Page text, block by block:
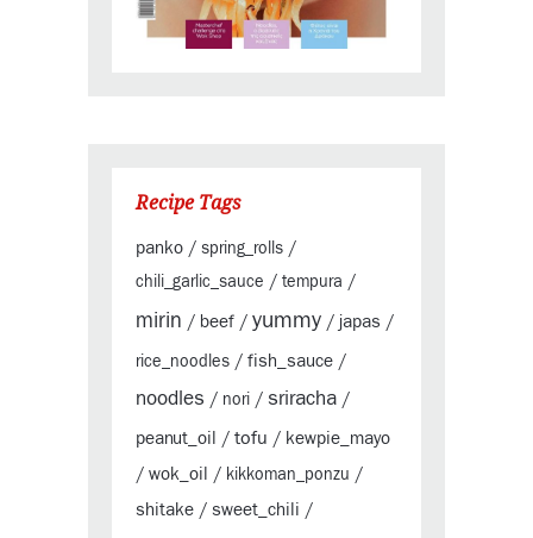
Recipe Tags
panko / spring_rolls /
chili_garlic_sauce / tempura /
mirin / beef / yummy / japas /
rice_noodles / fish_sauce /
noodles / nori / sriracha /
peanut_oil / tofu / kewpie_mayo
/ wok_oil / kikkoman_ponzu /
shitake / sweet_chili /